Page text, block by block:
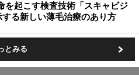
を起こす検査技術「スキャビジ
する新しい薄毛治療のあり方
とみる